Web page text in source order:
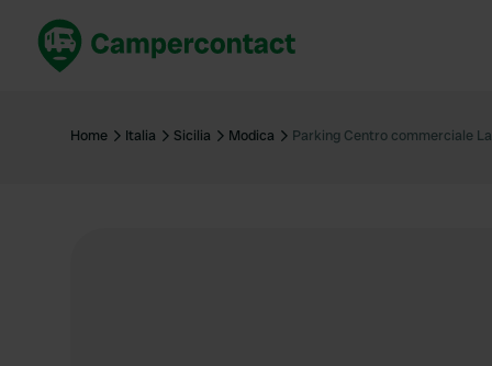
Italia
Italia
Home Italia Sicilia Modica Parking Centro commerciale